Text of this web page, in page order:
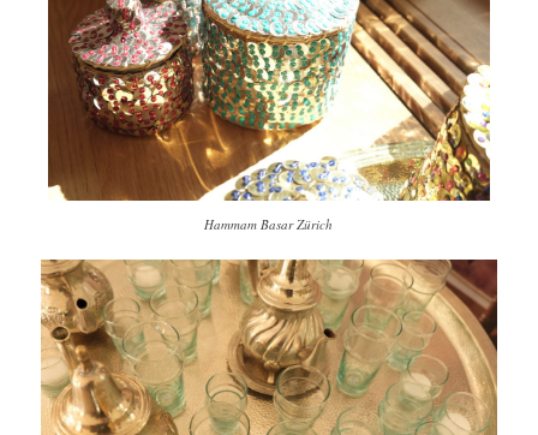
Hammam Basar Zürich